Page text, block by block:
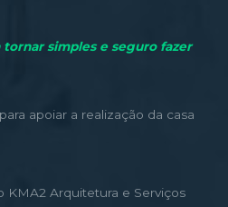
tornar simples e seguro fazer
apoiar a realização da casa
KMA2 Arquitetura e Serviços